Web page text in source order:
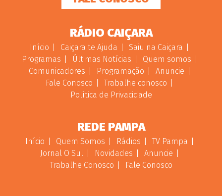
RÁDIO CAIÇARA
Início Caiçara te Ajuda
Saiu na Caiçara
Programas
Últimas Notícias
Quem somos
Comunicadores
Programação
Anuncie
Fale Conosco
Trabalhe conosco
Política de Privacidade
REDE PAMPA
Início Quem Somos Rádios
TV Pampa
Jornal O Sul
Novidades
Anuncie
Trabalhe Conosco
Fale Conosco